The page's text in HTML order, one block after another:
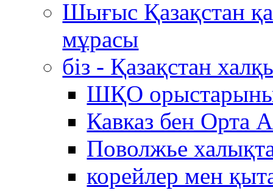
Шығыс Қазақстан
мұрасы
біз - Қазақстан
ШҚО
Кавказ бен Орта
Поволжье
корейлер мен